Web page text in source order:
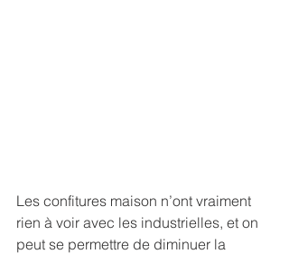
Les confitures maison n’ont vraiment
rien à voir avec les industrielles, et on
peut se permettre de diminuer la